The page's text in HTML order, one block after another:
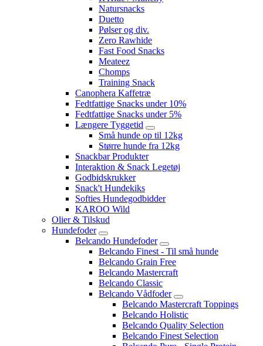
Natursnacks
Duetto
Pølser og div.
Zero Rawhide
Fast Food Snacks
Meateez
Chomps
Training Snack
Canophera Kaffetræ
Fedtfattige Snacks under 10%
Fedtfattige Snacks under 5%
Længere Tyggetid
Små hunde op til 12kg
Større hunde fra 12kg
Snackbar Produkter
Interaktion & Snack Legetøj
Godbidskrukker
Snack't Hundekiks
Softies Hundegodbidder
KAROO Wild
Olier & Tilskud
Hundefoder
Belcando Hundefoder
Belcando Finest - Til små hunde
Belcando Grain Free
Belcando Mastercraft
Belcando Classic
Belcando Vådfoder
Belcando Mastercraft Toppings
Belcando Holistic
Belcando Quality Selection
Belcando Finest Selection